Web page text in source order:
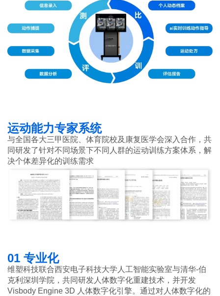
运动能力专家系统
与全国各大三甲医院、体育院校及康复医学会深入合作，共
同研发了针对不同场景下不同人群的运动训练方案体系，解
决个体差异化的训练需求
01 专业化
维塑科技联合西安电子科技大学人工智能实验室与清华-伯
克利深圳学院，共同研发人体数字化重建技术，并开发
Visbody Engine 3D 人体数字化引擎。通过对人体数字化的